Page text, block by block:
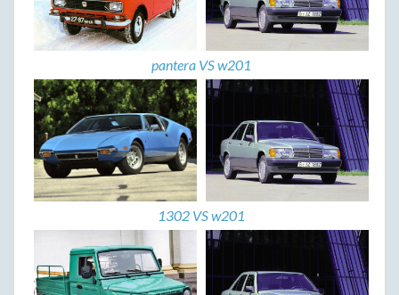
pantera VS w201
1302 VS w201